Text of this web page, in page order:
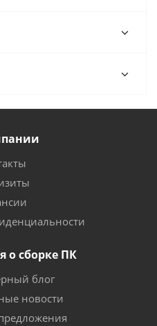
о сборке ПК
блог
новости